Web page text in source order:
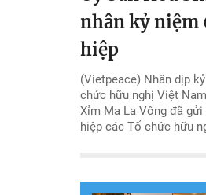
nhân kỷ niệm
hiệp
(Vietpeace) Nhân dịp
chức hữu nghị Việt
Xỉm Ma La Vông đã
hiệp các Tổ chức hữu